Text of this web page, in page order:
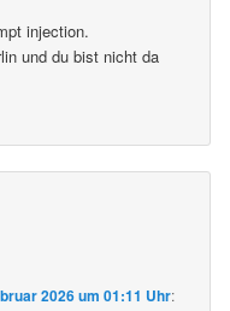
injection.
und du bist nicht da
2026 um 01:11 Uhr: